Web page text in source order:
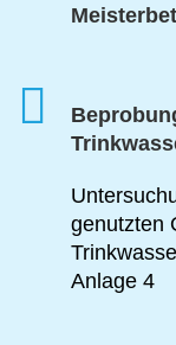
genutzten
Anlage 4